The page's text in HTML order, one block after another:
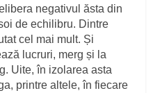
negativul ăsta din
de echilibru. Dintre
cel mai mult. Și
lucruri, merg și la
Uite, în izolarea asta
printre altele, în fiecare